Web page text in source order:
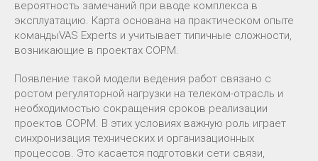
вероятность замечаний при вводе комплекса в
эксплуатацию. Карта основана на практическом опыте
командыVAS Experts и учитывает типичные сложности,
возникающие в проектах СОРМ.
Появление такой модели ведения работ связано с
ростом регуляторной нагрузки на телеком-отрасль и
необходимостью сокращения сроков реализации
проектов СОРМ. В этих условиях важную роль играет
синхронизация технических и организационных
процессов. Это касается подготовки сети связи,